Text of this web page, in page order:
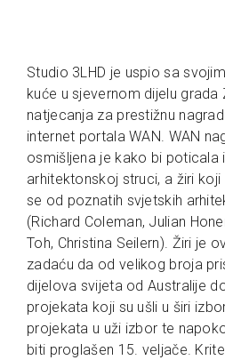
Studio 3LHD je uspio sa
kuće u sjevernom dijelu grada
natjecanja za prestižnu
internet portala WAN. WAN
osmišljena je kako bi poticala
arhitektonskoj struci, a žiri
se od poznatih svjetskih
(Richard Coleman, Julian
Toh, Christina Seilern). Žiri je
zadaću da od velikog broja
dijelova svijeta od Australije
projekata koji su ušli u širi
projekata u uži izbor te
biti proglašen 15. veljače.